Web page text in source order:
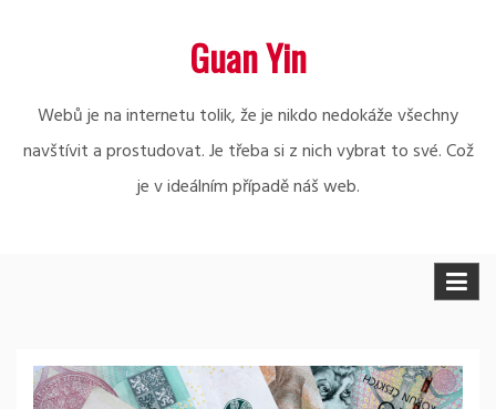
Guan Yin
Webů je na internetu tolik, že je nikdo nedokáže všechny
navštívit a prostudovat. Je třeba si z nich vybrat to své. Což
je v ideálním případě náš web.